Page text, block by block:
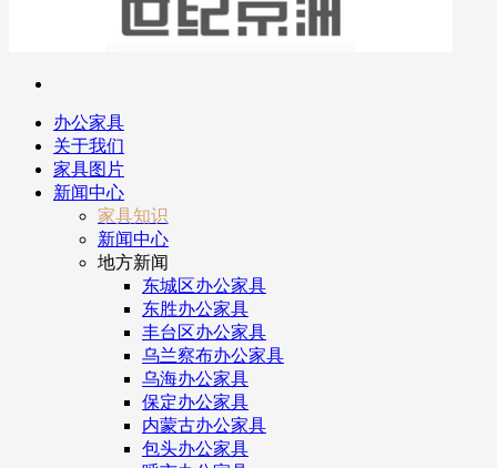
办公家具
关于我们
家具图片
新闻中心
家具知识
新闻中心
地方新闻
东城区办公家具
东胜办公家具
丰台区办公家具
乌兰察布办公家具
乌海办公家具
保定办公家具
内蒙古办公家具
包头办公家具